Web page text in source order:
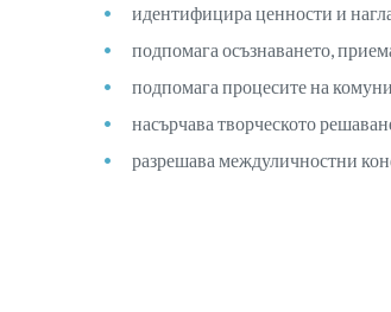
идентифицира ценности и
подпомага осъзнаването,
подпомага процесите на
насърчава творческото
разрешава междуличностни